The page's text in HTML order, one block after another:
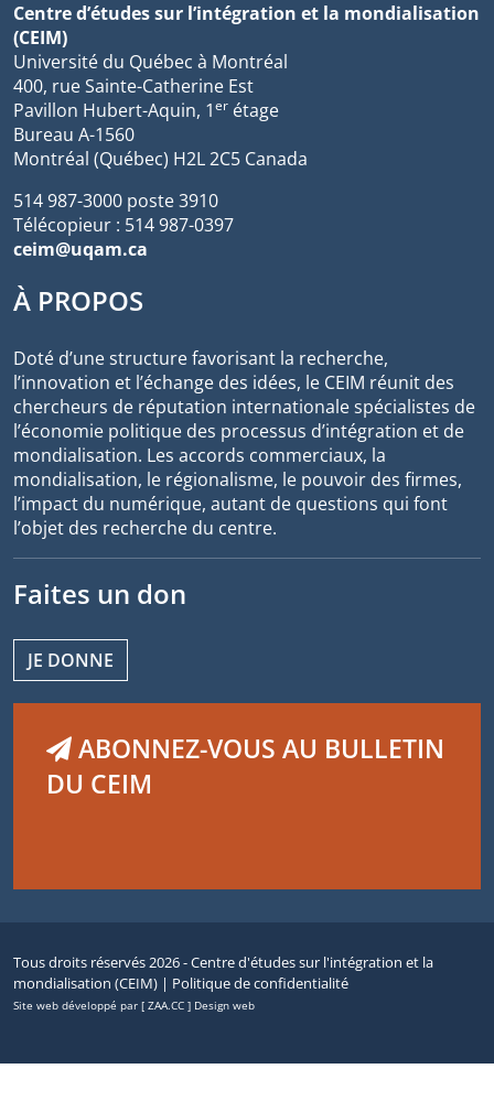
Centre d’études sur l’intégration et la mondialisation
(CEIM)
Université du Québec à Montréal
400, rue Sainte-Catherine Est
Pavillon Hubert-Aquin, 1er étage
Bureau A-1560
Montréal (Québec) H2L 2C5 Canada
514 987-3000 poste 3910
Télécopieur : 514 987-0397
ceim@uqam.ca
À PROPOS
Doté d’une structure favorisant la recherche,
l’innovation et l’échange des idées, le CEIM réunit des
chercheurs de réputation internationale spécialistes de
l’économie politique des processus d’intégration et de
mondialisation. Les accords commerciaux, la
mondialisation, le régionalisme, le pouvoir des firmes,
l’impact du numérique, autant de questions qui font
l’objet des recherche du centre.
Faites un don
JE DONNE
ABONNEZ-VOUS AU BULLETIN
DU CEIM
Tous droits réservés 2026 - Centre d'études sur l'intégration et la
mondialisation (CEIM) | Politique de confidentialité
Site web développé par [ ZAA.CC ] Design web